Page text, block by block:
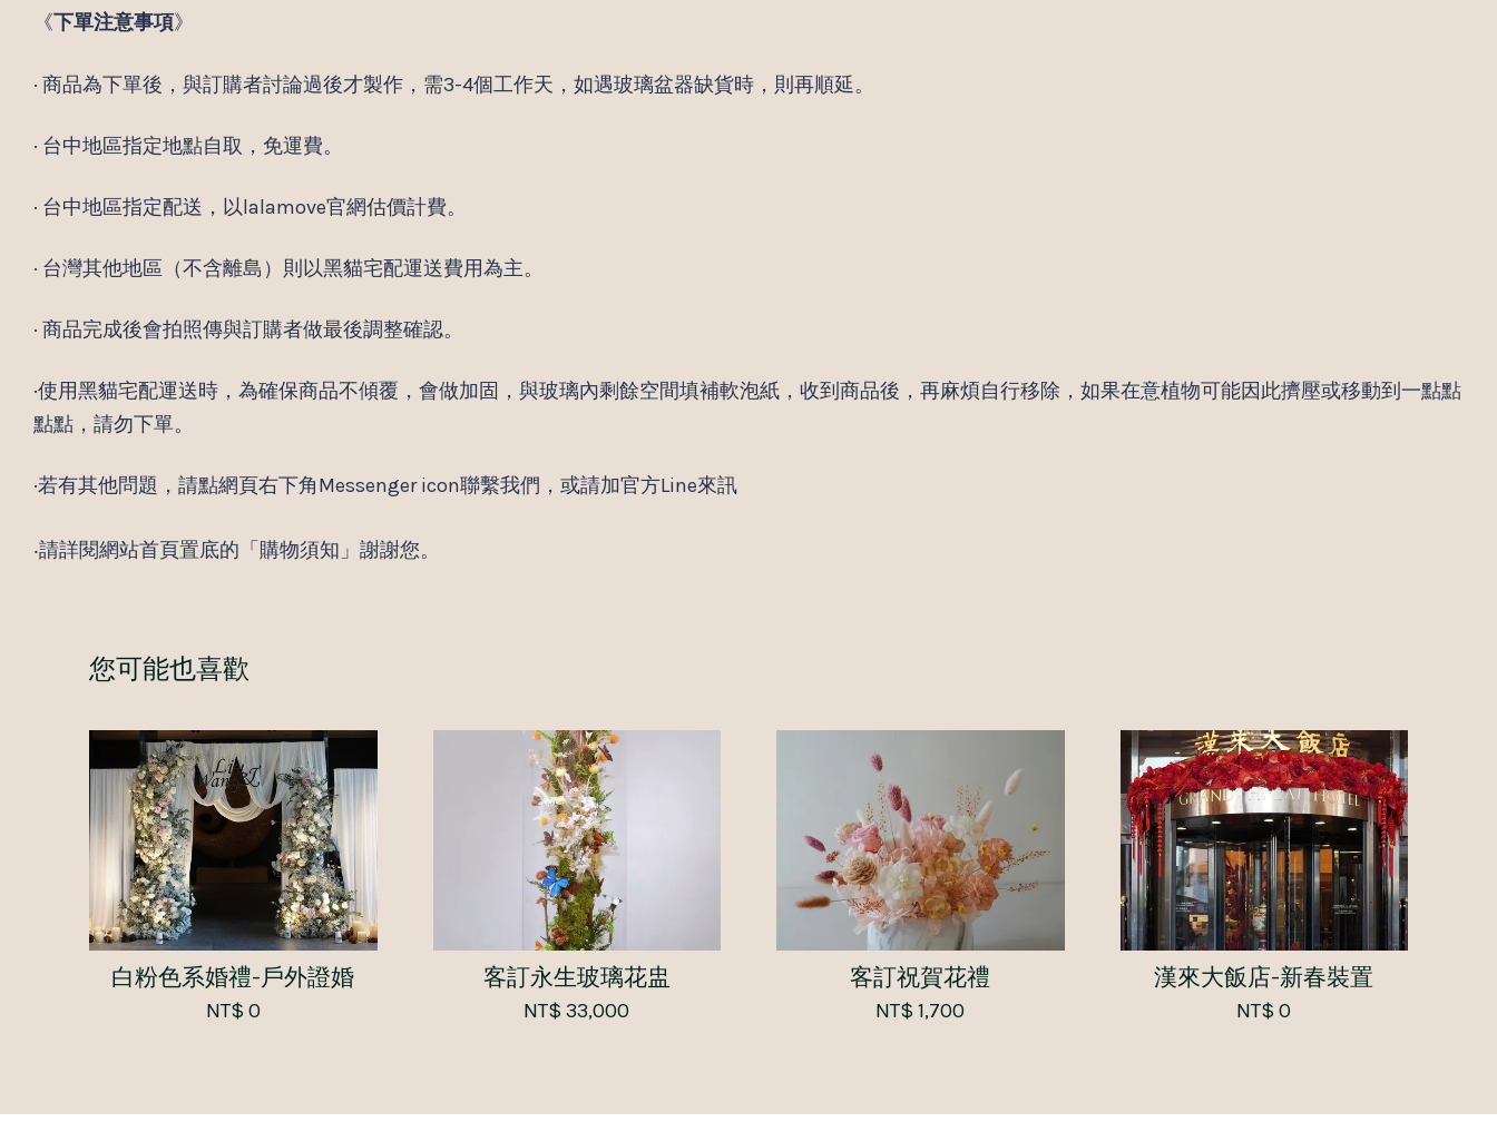
《下單注意事項》
· 商品為下單後，與訂購者討論過後才製作，需3-4個工作天，如遇玻璃盆器缺貨時，則再順延。
· 台中地區指定地點自取，免運費。
· 台中地區指定配送，以lalamove官網估價計費。
· 台灣其他地區（不含離島）則以黑貓宅配運送費用為主。
· 商品完成後會拍照傳與訂購者做最後調整確認。
·使用黑貓宅配運送時，為確保商品不傾覆，會做加固，與玻璃內剩餘空間填補軟泡紙，收到商品後，再麻煩自行移除，如果在意植物可能因此擠壓或移動到一點點
點點，請勿下單。
·若有其他問題，請點網頁右下角Messenger icon聯繫我們，或請加官方Line來訊
‧請詳閱網站首頁置底的「購物須知」謝謝您。
您可能也喜歡
白粉色系婚禮-戶外證婚
NT$ 0
客訂永生玻璃花盅
NT$ 33,000
客訂祝賀花禮
NT$ 1,700
漢來大飯店-新春裝置
NT$ 0